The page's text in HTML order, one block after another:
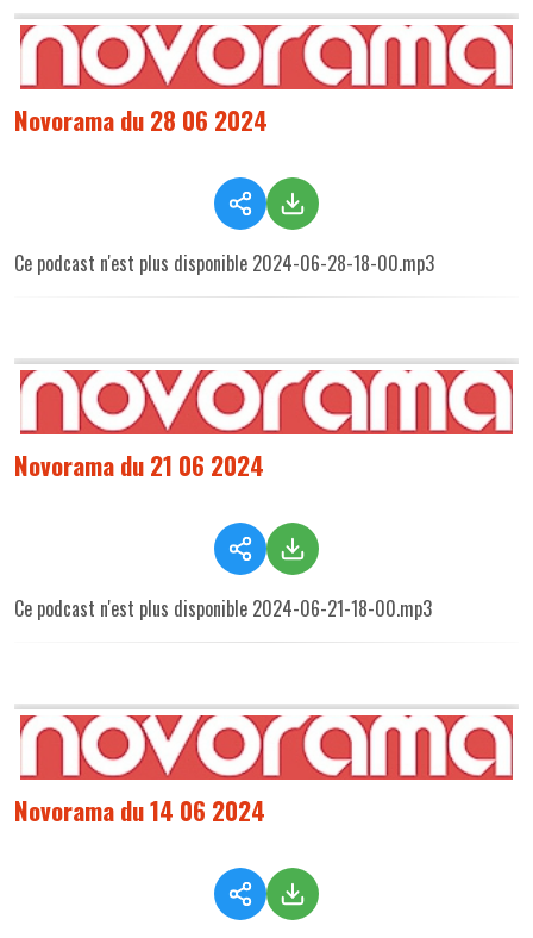
Novorama du 28 06 2024
Ce podcast n'est plus disponible 2024-06-28-18-00.mp3
Novorama du 21 06 2024
Ce podcast n'est plus disponible 2024-06-21-18-00.mp3
Novorama du 14 06 2024